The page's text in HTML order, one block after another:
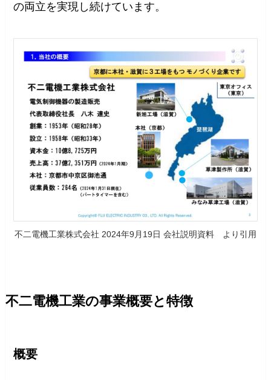
の両立を実現し続けています。
不二電機工業株式会社 2024年9月19日 会社説明資料 より引用
不二電機工業の事業概要と特徴
概要